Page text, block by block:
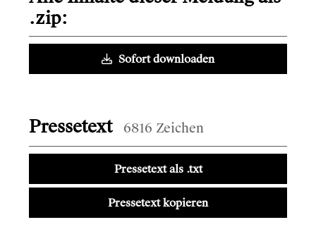
.zip:
Sofort downloaden
Pressetext 6816 Zeichen
Pressetext als .txt
Pressetext kopieren